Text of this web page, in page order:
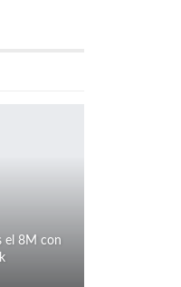
el 8M con